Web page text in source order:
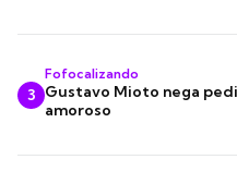
3
Fofocalizando
Gustavo Mioto nega
amoroso